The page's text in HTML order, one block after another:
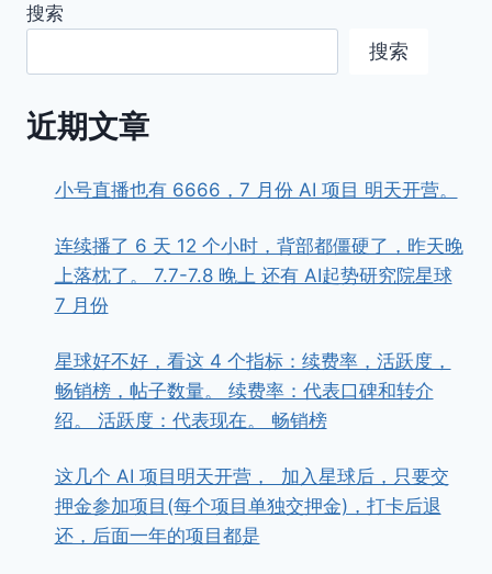
搜索
搜索
近期文章
小号直播也有 6666，7 月份 AI 项目 明天开营。
连续播了 6 天 12 个小时，背部都僵硬了，昨天晚
上落枕了。 7.7-7.8 晚上 还有 AI起势研究院星球
7 月份
星球好不好，看这 4 个指标：续费率，活跃度，
畅销榜，帖子数量。 续费率：代表口碑和转介
绍。 活跃度：代表现在。 畅销榜
这几个 AI 项目明天开营， ​ ​加入星球后，只要交
押金参加项目(每个项目单独交押金)，打卡后退
还，后面一年的项目都是